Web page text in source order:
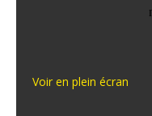
Voir en plein écran